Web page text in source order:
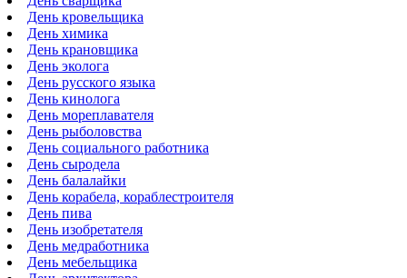
День кровельщика
День химика
День крановщика
День эколога
День русского языка
День кинолога
День мореплавателя
День рыболовства
День социального работника
День сыродела
День балалайки
День корабела, кораблестроителя
День пива
День изобретателя
День медработника
День мебельщика